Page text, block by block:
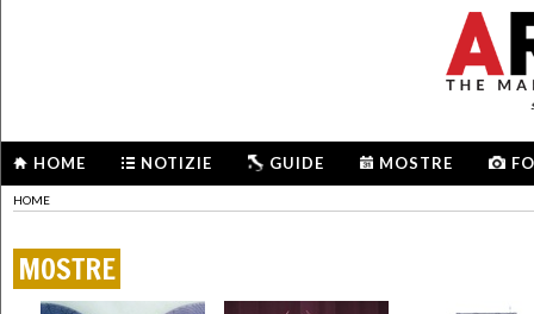
HOME NOTIZIE GUIDE MOSTRE
HOME
MOSTRE